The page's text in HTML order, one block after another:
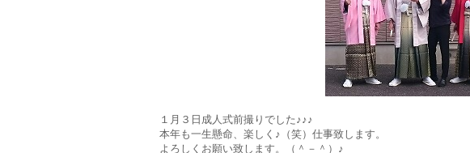
１月３日成人式前撮りでした♪♪♪
本年も一生懸命、楽しく♪（笑）仕事致します。
よろしくお願い致します。（＾－＾）♪